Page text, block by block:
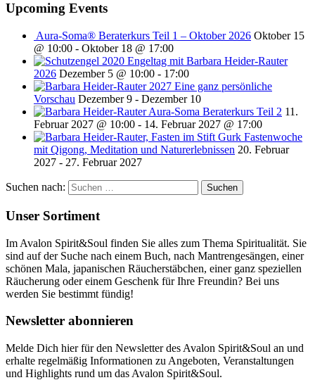
Upcoming Events
Aura-Soma® Beraterkurs Teil 1 – Oktober 2026 Oktober 15
@ 10:00 - Oktober 18 @ 17:00
Engeltag mit Barbara Heider-Rauter
2026 Dezember 5 @ 10:00 - 17:00
2027 Eine ganz persönliche
Vorschau Dezember 9 - Dezember 10
Aura-Soma Beraterkurs Teil 2 11.
Februar 2027 @ 10:00 - 14. Februar 2027 @ 17:00
Fastenwoche
mit Qigong, Meditation und Naturerlebnissen 20. Februar
2027 - 27. Februar 2027
Suchen nach:
Unser Sortiment
Im Avalon Spirit&Soul finden Sie alles zum Thema Spiritualität. Sie
sind auf der Suche nach einem Buch, nach Mantrengesängen, einer
schönen Mala, japanischen Räucherstäbchen, einer ganz speziellen
Räucherung oder einem Geschenk für Ihre Freundin? Bei uns
werden Sie bestimmt fündig!
Newsletter abonnieren
Melde Dich hier für den Newsletter des Avalon Spirit&Soul an und
erhalte regelmäßig Informationen zu Angeboten, Veranstaltungen
und Highlights rund um das Avalon Spirit&Soul.